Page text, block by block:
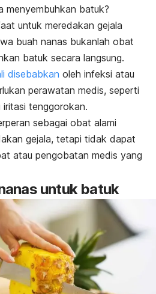
menyembuhkan batuk?
untuk meredakan gejala
buah nanas bukanlah obat
batuk secara langsung.
disebabkan oleh infeksi atau
perawatan medis, seperti
iritasi tenggorokan.
sebagai obat alami
gejala, tetapi tidak dapat
atau pengobatan medis yang
untuk batuk